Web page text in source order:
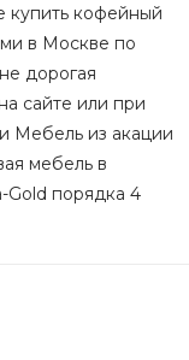
купить кофейный
в Москве по
дорогая
сайте или при
Мебель из акации
мебель в
Gold порядка 4